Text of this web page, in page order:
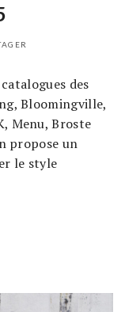
des
Bloomingville,
Menu, Broste
propose un
le style